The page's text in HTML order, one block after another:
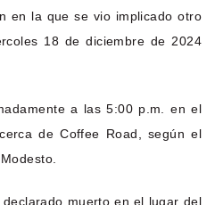
en la que se vio implicado otro
18 de diciembre de 2024
a las 5:00 p.m. en el
de Coffee Road, según el
muerto en el lugar del